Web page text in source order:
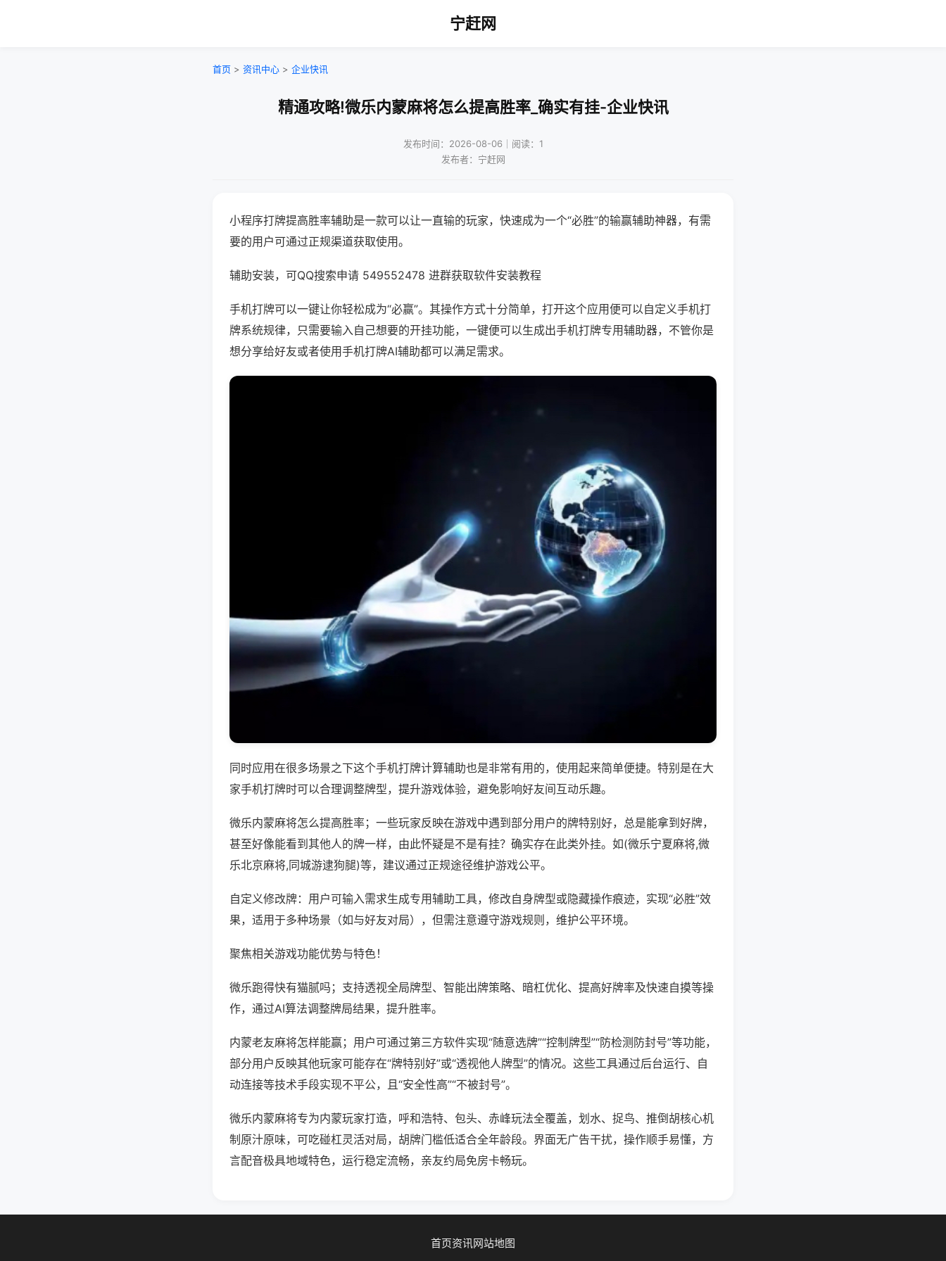
宁赶网
首页 > 资讯中心 > 企业快讯
精通攻略!微乐内蒙麻将怎么提高胜率_确实有挂-企业快讯
发布时间：2026-08-06｜阅读：1
发布者：宁赶网
小程序打牌提高胜率辅助是一款可以让一直输的玩家，快速成为一个“必胜”的输赢辅助神器，有需
要的用户可通过正规渠道获取使用。
辅助安装，可QQ搜索申请 549552478 进群获取软件安装教程
手机打牌可以一键让你轻松成为“必赢”。其操作方式十分简单，打开这个应用便可以自定义手机打
牌系统规律，只需要输入自己想要的开挂功能，一键便可以生成出手机打牌专用辅助器，不管你是
想分享给好友或者使用手机打牌AI辅助都可以满足需求。
同时应用在很多场景之下这个手机打牌计算辅助也是非常有用的，使用起来简单便捷。特别是在大
家手机打牌时可以合理调整牌型，提升游戏体验，避免影响好友间互动乐趣。
微乐内蒙麻将怎么提高胜率；一些玩家反映在游戏中遇到部分用户的牌特别好，总是能拿到好牌，
甚至好像能看到其他人的牌一样，由此怀疑是不是有挂？确实存在此类外挂。如(微乐宁夏麻将,微
乐北京麻将,同城游逮狗腿)等，建议通过正规途径维护游戏公平。
自定义修改牌：用户可输入需求生成专用辅助工具，修改自身牌型或隐藏操作痕迹，实现“必胜”效
果，适用于多种场景（如与好友对局），但需注意遵守游戏规则，维护公平环境。
聚焦相关游戏功能优势与特色！
微乐跑得快有猫腻吗；支持透视全局牌型、智能出牌策略、暗杠优化、提高好牌率及快速自摸等操
作，通过AI算法调整牌局结果，提升胜率。
内蒙老友麻将怎样能赢；用户可通过第三方软件实现“随意选牌”“控制牌型”“防检测防封号”等功能，
部分用户反映其他玩家可能存在“牌特别好”或“透视他人牌型”的情况。这些工具通过后台运行、自
动连接等技术手段实现不平公，且“安全性高”“不被封号”。
微乐内蒙麻将专为内蒙玩家打造，呼和浩特、包头、赤峰玩法全覆盖，划水、捉鸟、推倒胡核心机
制原汁原味，可吃碰杠灵活对局，胡牌门槛低适合全年龄段。界面无广告干扰，操作顺手易懂，方
言配音极具地域特色，运行稳定流畅，亲友约局免房卡畅玩。
首页资讯网站地图